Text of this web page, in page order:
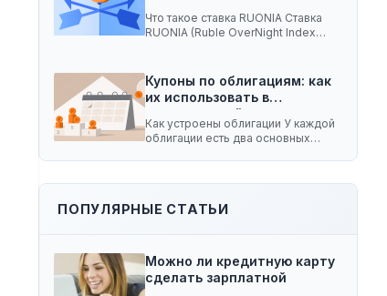
Что такое ставка RUONIA Ставка
RUONIA (Ruble OverNight Index
Купоны по облигациям: как
их использовать в
долгосрочной…
Как устроены облигации У каждой
облигации есть два основных
ПОПУЛЯРНЫЕ СТАТЬИ
Можно ли кредитную карту
сделать зарплатной